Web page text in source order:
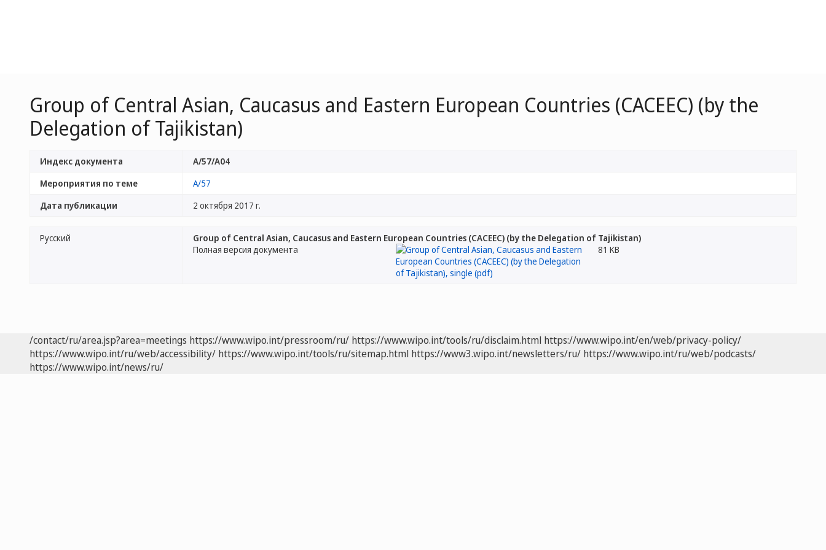
Group of Central Asian, Caucasus and Eastern European Countries (CACEEC) (by the
Delegation of Tajikistan)
Индекс документа
A/57/A04
Мероприятия по теме
A/57
Дата публикации
2 октября 2017 г.
Русский
Group of Central Asian, Caucasus and Eastern European Countries (CACEEC) (by the Delegation of Tajikistan)
Полная версия документа
81 KB
/contact/ru/area.jsp?area=meetings https://www.wipo.int/pressroom/ru/ https://www.wipo.int/tools/ru/disclaim.html https://www.wipo.int/en/web/privacy-policy/
https://www.wipo.int/ru/web/accessibility/ https://www.wipo.int/tools/ru/sitemap.html https://www3.wipo.int/newsletters/ru/ https://www.wipo.int/ru/web/podcasts/
https://www.wipo.int/news/ru/